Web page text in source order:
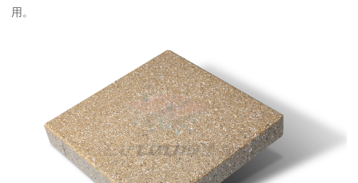
用。